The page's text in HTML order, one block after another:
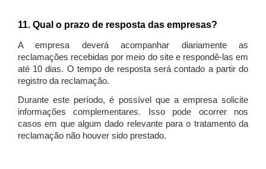
11. Qual o prazo de resposta das empresas?
A empresa deverá acompanhar diariamente as
reclamações recebidas por meio do site e respondê-las em
até 10 dias. O tempo de resposta será contado a partir do
registro da reclamação.
Durante este período, é possível que a empresa solicite
informações complementares. Isso pode ocorrer nos
casos em que algum dado relevante para o tratamento da
reclamação não houver sido prestado.